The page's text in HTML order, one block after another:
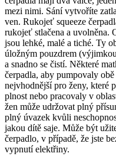
mezi nimi. Sání vytvoříte
ven. Rukojeť squeeze
rukojeť stlačena a uvolněna.
jsou lehké, malé a tiché. Ty
úložným pouzdrem
a snadno se čistí. Některé
čerpadla, aby pumpovaly
nejvhodnější pro ženy, které
plnost nebo pracovaly v
žen může udržovat plný
plný úvazek kvůli
jakou dítě saje. Může být
čerpadlo, v případě, že jste
vypnutí elektřiny.